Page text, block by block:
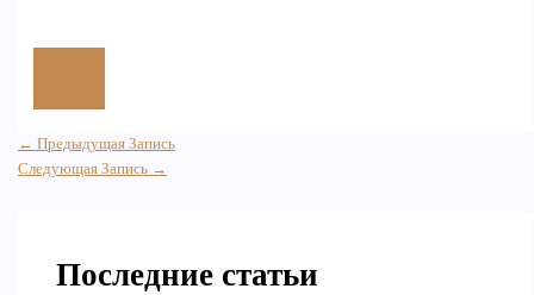
← Предыдущая Запись
Следующая Запись →
Последние статьи